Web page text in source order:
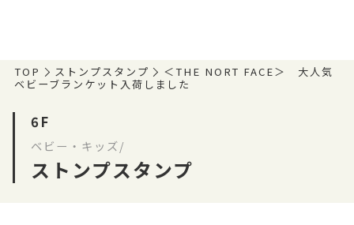
TOP ストンプスタンプ
＜THE NORT FACE＞ 大人気
ベビーブランケット入荷しました
6F
ベビー・キッズ/
ストンプスタンプ